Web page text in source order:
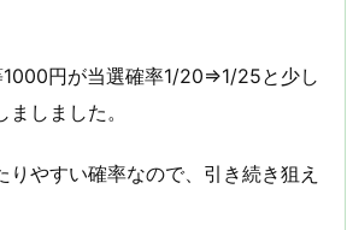
1000円が当選確率1/20⇒1/25と少し
しました。
りやすい確率なので、引き続き狙え